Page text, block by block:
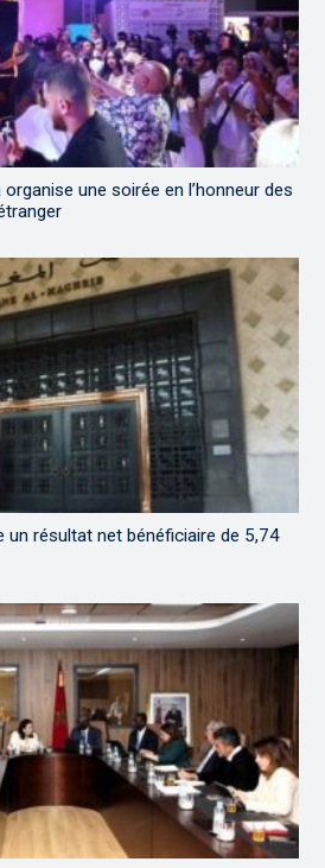
une soirée en l’honneur des
un résultat net bénéficiaire de 5,74